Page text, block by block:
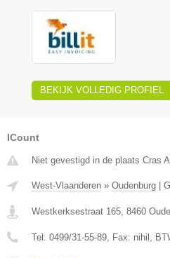
BEKIJK VOLLEDIG PROFIEL
ICount
Niet gevestigd in de plaats Cras
West-Vlaanderen » Oudenburg
Westkerksestraat 165, 8460
Tel: 0499/31-55-89, Fax: nihil ,